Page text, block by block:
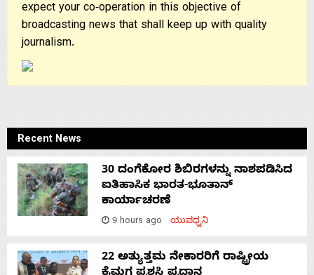
expect your co-operation in this objective of
broadcasting news that shall keep up with quality
journalism.
Recent News
30 ದಂಗೆಕೋರ ಶಿಬಿರಗಳನ್ನು ನಾಶಪಡಿಸಿದ
ಐತಿಹಾಸಿಕ ಭಾರತ-ಭೂತಾನ್
ಕಾರ್ಯಾಚರಣೆ
9 hours ago ಯುವಧ್ವನಿ
22 ಅತ್ಯುತ್ತಮ ನೇಕಾರರಿಗೆ ರಾಷ್ಟ್ರೀಯ